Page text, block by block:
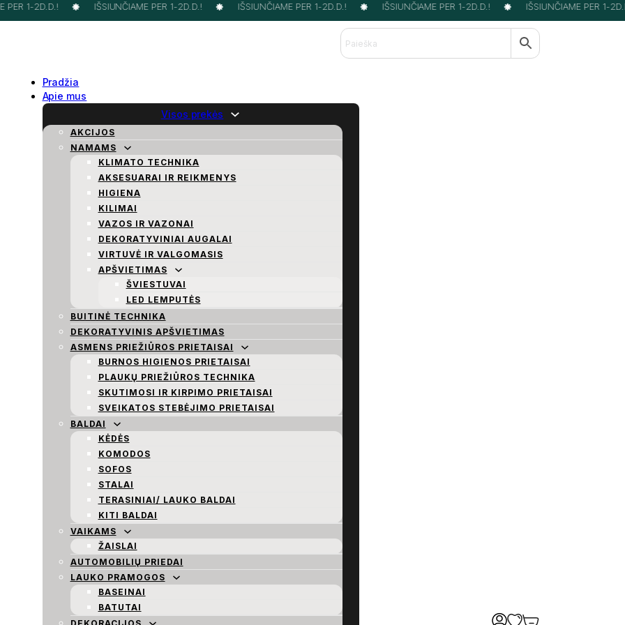
PER 1-2D.D.! IŠSIUNČIAME PER 1-2D.D.! IŠSIUNČIAME PER 1-2D.D.! IŠSIUNČIAME PER 1-2D.D.! IŠSIUNČIAME PER 1-
Pradžia
Apie mus
Visos prekės
AKCIJOS
NAMAMS
KLIMATO TECHNIKA
AKSESUARAI IR REIKMENYS
HIGIENA
KILIMAI
VAZOS IR VAZONAI
DEKORATYVINIAI AUGALAI
VIRTUVĖ IR VALGOMASIS
APŠVIETIMAS
ŠVIESTUVAI
LED LEMPUTĖS
BUITINĖ TECHNIKA
DEKORATYVINIS APŠVIETIMAS
ASMENS PRIEŽIŪROS PRIETAISAI
BURNOS HIGIENOS PRIETAISAI
PLAUKŲ PRIEŽIŪROS TECHNIKA
SKUTIMOSI IR KIRPIMO PRIETAISAI
SVEIKATOS STEBĖJIMO PRIETAISAI
BALDAI
KĖDĖS
KOMODOS
SOFOS
STALAI
TERASINIAI/ LAUKO BALDAI
KITI BALDAI
VAIKAMS
ŽAISLAI
AUTOMOBILIŲ PRIEDAI
LAUKO PRAMOGOS
BASEINAI
BATUTAI